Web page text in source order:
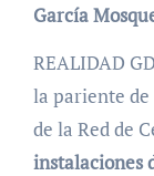
García
REALIDAD
la pariente
de la Red de
instalaciones